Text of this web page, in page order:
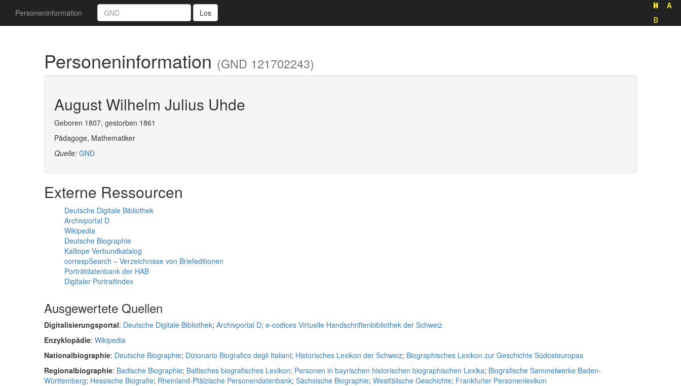
Personeninformation Los
Personeninformation (GND 121702243)
August Wilhelm Julius Uhde
Geboren 1807, gestorben 1861
Pädagoge, Mathematiker
Quelle: GND
Externe Ressourcen
Deutsche Digitale Bibliothek
Archivportal D
Wikipedia
Deutsche Biographie
Kalliope Verbundkatalog
correspSearch – Verzeichnisse von Briefeditionen
Porträtdatenbank der HAB
Digitaler Portraitindex
Ausgewertete Quellen
Digitalisierungsportal: Deutsche Digitale Bibliothek; Archivportal D; e-codices Virtuelle Handschriftenbibliothek der Schweiz
Enzyklopädie: Wikipedia
Nationalbiographie: Deutsche Biographie; Dizionario Biografico degli Italiani; Historisches Lexikon der Schweiz; Biographisches Lexikon zur Geschichte Südosteuropas
Regionalbiographie: Badische Biographie; Baltisches biografisches Lexikon; Personen in bayrischen historischen biographischen Lexika; Biografische Sammelwerke Baden-
Württemberg; Hessische Biografie; Rheinland-Pfälzische Personendatenbank; Sächsische Biographie; Westfälische Geschichte; Frankfurter Personenlexikon